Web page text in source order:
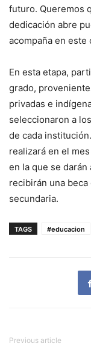
futuro. Queremos
dedicación abre
acompaña en este
En esta etapa,
grado,
privadas e
seleccionaron a
de cada
realizará en el
en la que se
recibirán una
secundaria.
TAGS #educacion
Previous article